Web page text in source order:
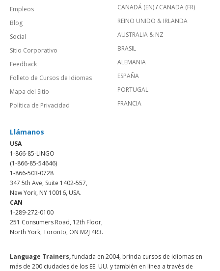
Empleos
Blog
Social
Sitio Corporativo
Feedback
Folleto de Cursos de Idiomas
Mapa del Sitio
Política de Privacidad
CANADÁ (EN)/ CANADA (FR)
REINO UNIDO & IRLANDA
AUSTRALIA & NZ
BRASIL
ALEMANIA
ESPAÑA
PORTUGAL
FRANCIA
Llámanos
USA
1-866-85-LINGO
(1-866-85-54646)
1-866-503-0728
347 5th Ave, Suite 1402-557,
New York, NY 10016, USA.
CAN
1-289-272-0100
251 Consumers Road, 12th Floor,
North York, Toronto, ON M2J 4R3.
Language Trainers,fundada en 2004, brinda cursos de idiomas en
más de 200 ciudades de los EE. UU. y también en línea a través de